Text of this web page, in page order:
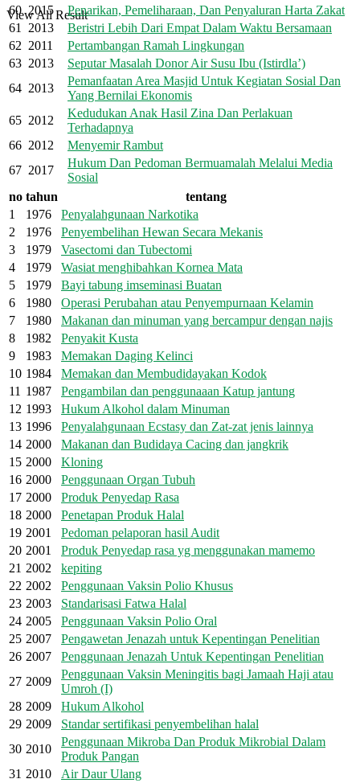
View All Result
60 2015
Penarikan, Pemeliharaan, Dan Penyaluran Harta Zakat
61
2013
Beristri Lebih Dari Empat Dalam Waktu Bersamaan
62 2011
Pertambangan Ramah Lingkungan
63 2013
Seputar Masalah Donor Air Susu Ibu (Istirdla’)
64 2013
Pemanfaatan Area Masjid Untuk Kegiatan Sosial Dan
Yang Bernilai Ekonomis
65 2012
Kedudukan Anak Hasil Zina Dan Perlakuan
Terhadapnya
66 2012
Menyemir Rambut
67 2017
Hukum Dan Pedoman Bermuamalah Melalui Media
Sosial
no tahun
tentang
1
1976
Penyalahgunaan Narkotika
2
1976
Penyembelihan Hewan Secara Mekanis
3
1979
Vasectomi dan Tubectomi
4
1979
Wasiat menghibahkan Kornea Mata
5
1979
Bayi tabung imseminasi Buatan
6
1980
Operasi Perubahan atau Penyempurnaan Kelamin
7
1980
Makanan dan minuman yang bercampur dengan najis
8
1982
Penyakit Kusta
9
1983
Memakan Daging Kelinci
10 1984
Memakan dan Membudidayakan Kodok
11 1987
Pengambilan dan penggunaaan Katup jantung
12 1993
Hukum Alkohol dalam Minuman
13 1996
Penyalahgunaan Ecstasy dan Zat-zat jenis lainnya
14 2000
Makanan dan Budidaya Cacing dan jangkrik
15 2000
Kloning
16 2000
Penggunaan Organ Tubuh
17 2000
Produk Penyedap Rasa
18 2000
Penetapan Produk Halal
19 2001
Pedoman pelaporan hasil Audit
20 2001
Produk Penyedap rasa yg menggunakan mamemo
21 2002
kepiting
22 2002
Penggunaan Vaksin Polio Khusus
23 2003
Standarisasi Fatwa Halal
24 2005
Penggunaan Vaksin Polio Oral
25 2007
Pengawetan Jenazah untuk Kepentingan Penelitian
26 2007
Penggunaan Jenazah Untuk Kepentingan Penelitian
27 2009
Penggunaan Vaksin Meningitis bagi Jamaah Haji atau
Umroh (I)
28 2009
Hukum Alkohol
29 2009
Standar sertifikasi penyembelihan halal
30 2010
Penggunaan Mikroba Dan Produk Mikrobial Dalam
Produk Pangan
31 2010
Air Daur Ulang